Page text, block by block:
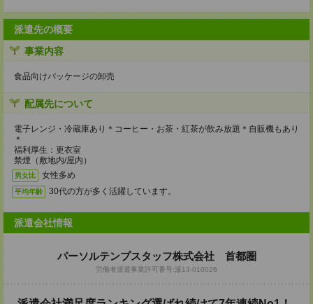
派遣先の概要
事業内容
食品向けパッケージの卸売
配属先について
電子レンジ・冷蔵庫あり＊コーヒー・お茶・紅茶が飲み放題＊自販機もあり
＊
福利厚生：更衣室
禁煙（敷地内/屋内）
男女比 女性多め
平均年齢 30代の方が多く活躍しています。
派遣会社情報
パーソルテンプスタッフ株式会社 首都圏
労働者派遣事業許可番号:派13-010026